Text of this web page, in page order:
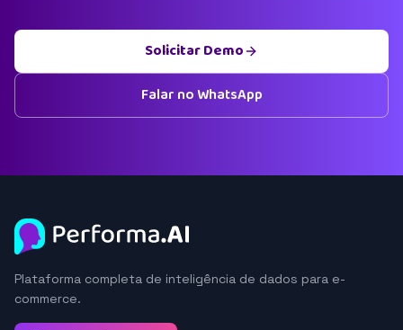
Solicitar Demo
Falar no WhatsApp
Plataforma completa de inteligência de dados para e-
commerce.